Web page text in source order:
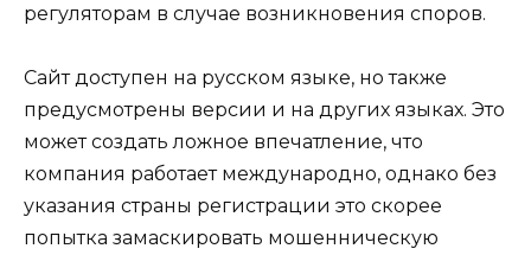
регуляторам в случае возникновения споров.
Сайт доступен на русском языке, но также
предусмотрены версии и на других языках. Это
может создать ложное впечатление, что
компания работает международно, однако без
указания страны регистрации это скорее
попытка замаскировать мошенническую